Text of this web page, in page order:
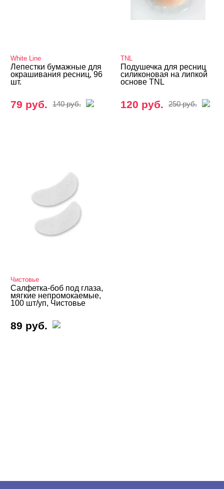
Matreshka
ЦЕНА
White Line
Лепестки бумажные для
окрашивания ресниц, 96
шт.
79 руб. 140 руб.
TNL
Подушечка для ресниц
силиконовая на липкой
основе TNL
120 руб. 250 руб.
Чистовье
Салфетка-боб под глаза,
мягкие непромокаемые,
100 шт/уп, Чистовье
89 руб.